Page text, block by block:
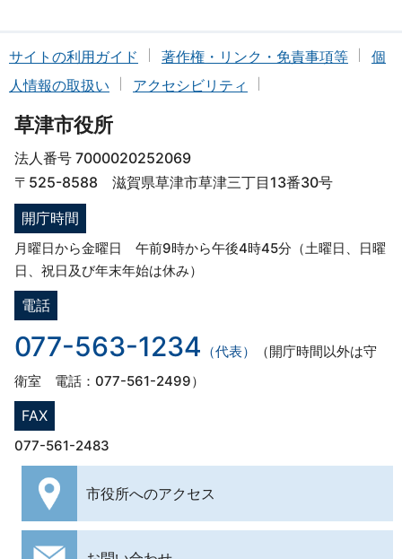
サイトの利用ガイド 著作権・リンク・免責事項等
個
人情報の取扱い
アクセシビリティ
草津市役所
法人番号 7000020252069
〒525-8588 滋賀県草津市草津三丁目13番30号
開庁時間
月曜日から金曜日 午前9時から午後4時45分（土曜日、日曜
日、祝日及び年末年始は休み）
電話
077-563-1234 （代表）
（開庁時間以外は守
衛室 電話：077-561-2499）
FAX
077-561-2483
市役所へのアクセス